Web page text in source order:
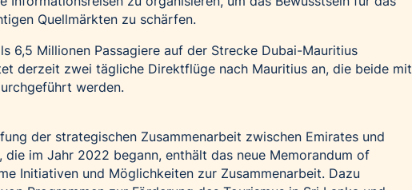
Quellmärkten zu schärfen.
6,5 Millionen Passagiere auf der Strecke Dubai-Mauritius
derzeit zwei tägliche Direktflüge nach Mauritius an, die beide mit
werden.
der strategischen Zusammenarbeit zwischen Emirates und
die im Jahr 2022 begann, enthält das neue Memorandum of
Initiativen und Möglichkeiten zur Zusammenarbeit. Dazu